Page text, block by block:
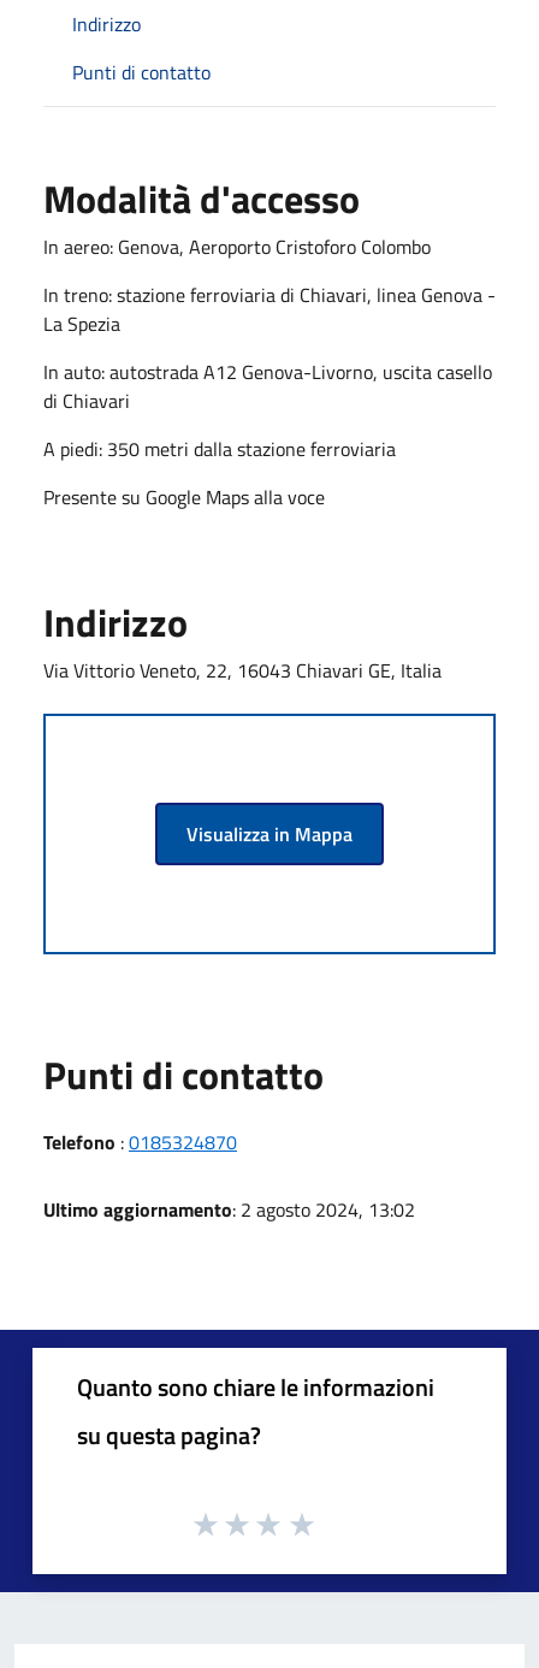
Indirizzo
Punti di contatto
Modalità d'accesso
In aereo: Genova, Aeroporto Cristoforo Colombo
In treno: stazione ferroviaria di Chiavari, linea Genova -
La Spezia
In auto: autostrada A12 Genova-Livorno, uscita casello
di Chiavari
A piedi: 350 metri dalla stazione ferroviaria
Presente su Google Maps alla voce
Indirizzo
Via Vittorio Veneto, 22, 16043 Chiavari GE, Italia
Visualizza in Mappa
Punti di contatto
Telefono :0185324870
Ultimo aggiornamento: 2 agosto 2024, 13:02
Quanto sono chiare le informazioni
su questa pagina?